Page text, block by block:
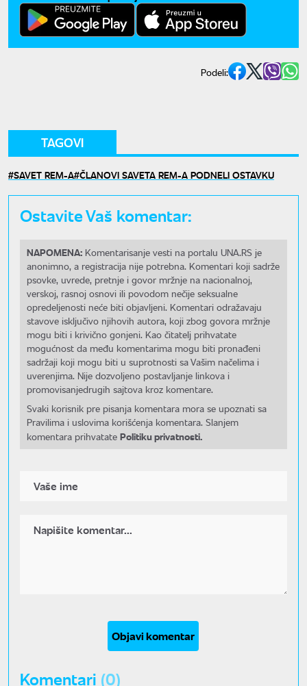
Podeli:
TAGOVI
SAVET REM-A ČLANOVI SAVETA REM-A PODNELI OSTAVKU
Ostavite Vaš komentar:
NAPOMENA: Komentarisanje vesti na portalu UNA.RS je
anonimno, a registracija nije potrebna. Komentari koji sadrže
psovke, uvrede, pretnje i govor mržnje na nacionalnoj,
verskoj, rasnoj osnovi ili povodom nečije seksualne
opredeljenosti neće biti objavljeni. Komentari odražavaju
stavove isključivo njihovih autora, koji zbog govora mržnje
mogu biti i krivično gonjeni. Kao čitatelj prihvatate
mogućnost da među komentarima mogu biti pronađeni
sadržaji koji mogu biti u suprotnosti sa Vašim načelima i
uverenjima. Nije dozvoljeno postavljanje linkova i
promovisanjedrugih sajtova kroz komentare.
Svaki korisnik pre pisanja komentara mora se upoznati sa
Pravilima i uslovima korišćenja komentara. Slanjem
komentara prihvatate Politiku privatnosti.
Objavi komentar
Komentari (0)